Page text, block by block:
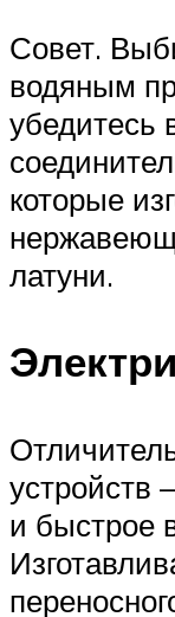
Совет.
водяным
убедитесь
которые
латуни.
устройств
и быстрое